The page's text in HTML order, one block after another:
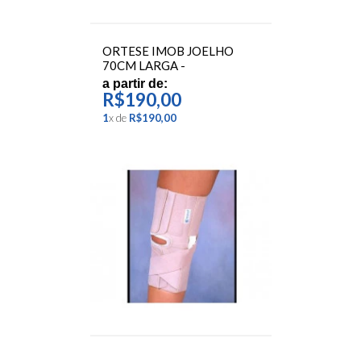
ORTESE IMOB JOELHO
70CM LARGA -
ORTOCENTER
a partir de:
R$190,00
1xde R$190,00